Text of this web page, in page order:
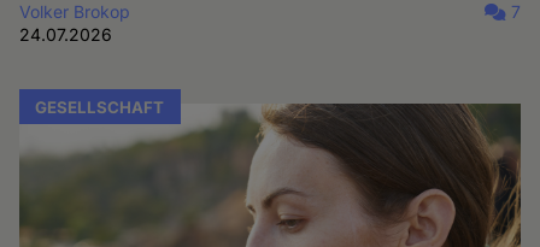
Volker Brokop
24.07.2026
7
GESELLSCHAFT